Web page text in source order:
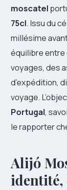
moscatel
75cl. Issu du
millésime
équilibre entre
voyages, des
d’expédition,
voyage.
Portugal,
le rapporter
Alijó
identité,